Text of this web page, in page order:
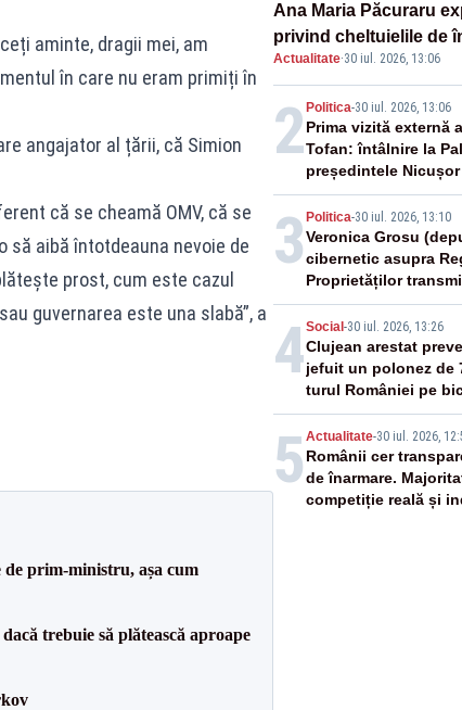
aminte, dragii mei, am
în care nu eram primiți în
angajator al țării, că Simion
că se cheamă OMV, că se
să aibă întotdeauna nevoie de
prost, cum este cazul
guvernarea este una slabă”, a
prim-ministru, așa cum
trebuie să plătească aproape
Ana Maria Păcuraru
privind cheltuielile de
Românii cer
un echilibru între
Actualitate·30 iul. 2026, 13:06
2 Politica-30 iul. 2026, 13:06
Prima vizită externă
Tofan: întâlnire la
președintele Nicușor
3 Politica-30 iul. 2026, 13:10
Veronica Grosu
cibernetic asupra
Proprietăților
neîncredere
4Social -30 iul. 2026, 13:26
Clujean arestat
jefuit un polonez de
turul României pe
5 Actualitate-30 iul. 2026,
Românii cer
de înarmare.
competiție reală și